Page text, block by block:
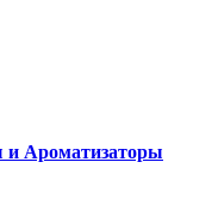
Ароматизаторы